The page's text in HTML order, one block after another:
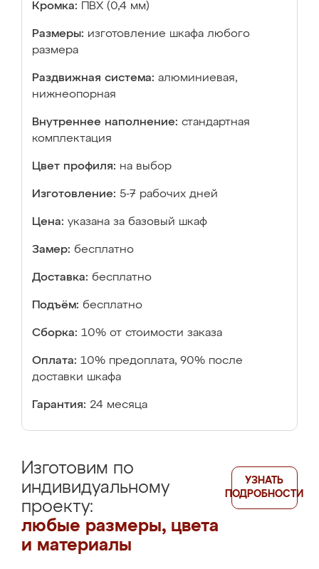
Кромка: ПВХ (0,4 мм)
Размеры: изготовление шкафа любого
размера
Раздвижная система: алюминиевая,
нижнеопорная
Внутреннее наполнение: стандартная
комплектация
Цвет профиля: на выбор
Изготовление: 5-7 рабочих дней
Цена: указана за базовый шкаф
Замер: бесплатно
Доставка: бесплатно
Подъём: бесплатно
Сборка: 10% от стоимости заказа
Оплата: 10% предоплата, 90% после
доставки шкафа
Гарантия: 24 месяца
Изготовим по
индивидуальному
проекту:
любые размеры, цвета
и материалы
УЗНАТЬ
ПОДРОБНОСТИ